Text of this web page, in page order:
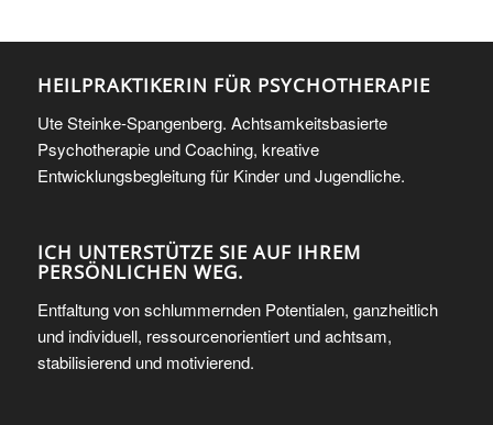
HEILPRAKTIKERIN FÜR PSYCHOTHERAPIE
Ute Steinke-Spangenberg. Achtsamkeitsbasierte
Psychotherapie und Coaching, kreative
Entwicklungsbegleitung für Kinder und Jugendliche.
ICH UNTERSTÜTZE SIE AUF IHREM
PERSÖNLICHEN WEG.
Entfaltung von schlummernden Potentialen, ganzheitlich
und individuell, ressourcenorientiert und achtsam,
stabilisierend und motivierend.